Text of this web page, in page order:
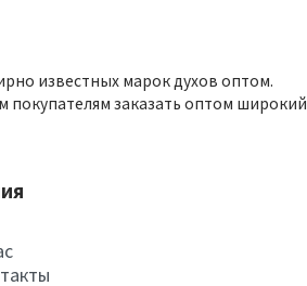
известных марок духов оптом.
покупателям заказать оптом широкий